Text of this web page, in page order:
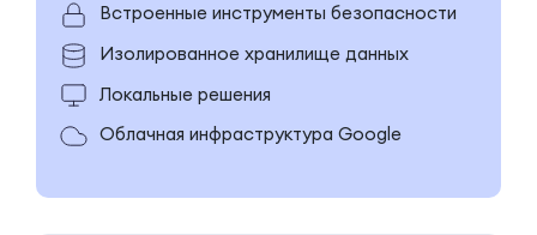
Встроенные инструменты безопасности
Изолированное хранилище данных
Локальные решения
Облачная инфраструктура Google